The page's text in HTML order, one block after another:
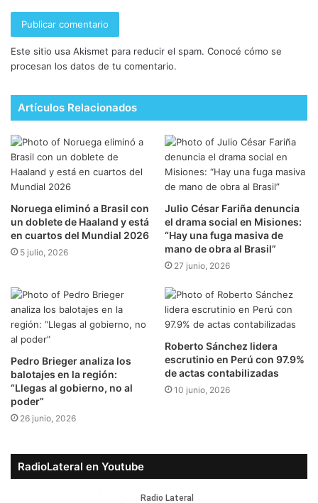
Este sitio usa Akismet para reducir el spam. Conocé cómo se
procesan los datos de tu comentario.
Artículos Relacionados
Noruega eliminó a Brasil con
un doblete de Haaland y está
en cuartos del Mundial 2026
5 julio, 2026
Julio César Fariña denuncia
el drama social en Misiones:
“Hay una fuga masiva de
mano de obra al Brasil”
27 junio, 2026
Pedro Brieger analiza los
balotajes en la región:
“Llegas al gobierno, no al
poder”
26 junio, 2026
Roberto Sánchez lidera
escrutinio en Perú con 97.9%
de actas contabilizadas
10 junio, 2026
RadioLateral en Youtube